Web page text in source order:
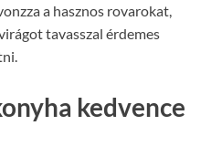
a hasznos rovarokat,
tavasszal érdemes
kedvence